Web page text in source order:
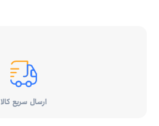
ارسال سریع کالا